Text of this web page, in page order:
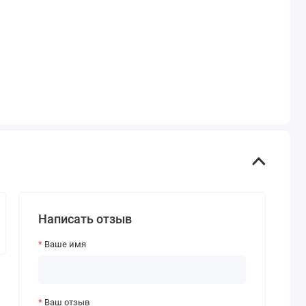
Написать отзыв
Ваше имя
Ваш отзыв